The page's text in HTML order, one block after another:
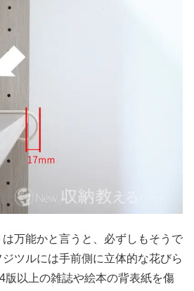
万能かと言うと、必ずしもそうで
ツルには手前側に立体的な花びら
版以上の雑誌や絵本の背表紙を傷